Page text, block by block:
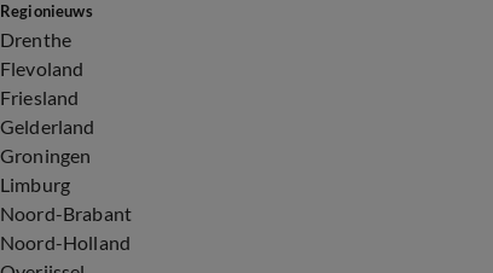
Regionieuws
Drenthe
Flevoland
Friesland
Gelderland
Groningen
Limburg
Noord-Brabant
Noord-Holland